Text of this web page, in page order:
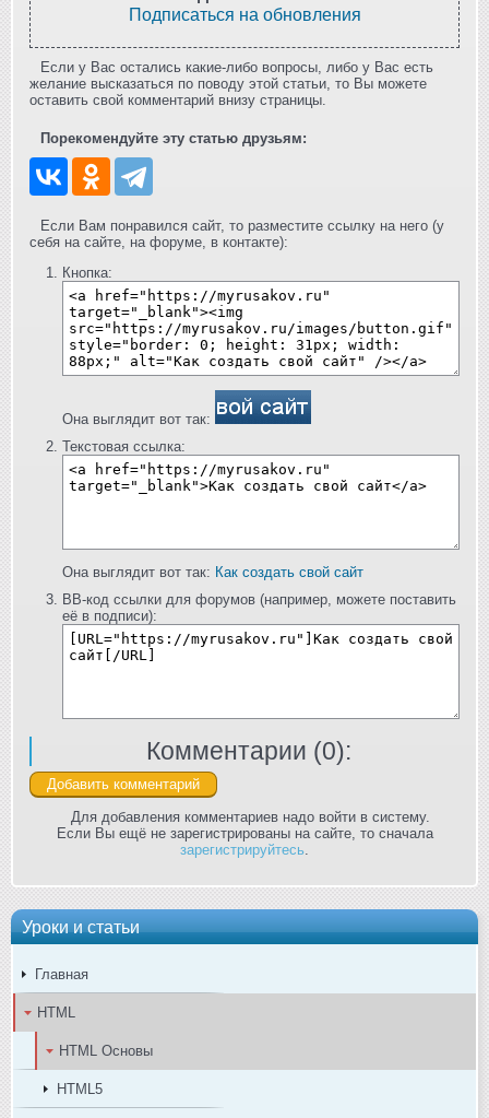
Уроки и статьи
Главная
HTML
HTML Основы
HTML5
Подписаться на обновления
Если у Вас остались какие-либо вопросы, либо у Вас есть
желание высказаться по поводу этой статьи, то Вы можете
оставить свой комментарий внизу страницы.
Порекомендуйте эту статью друзьям:
Если Вам понравился сайт, то разместите ссылку на него (у
себя на сайте, на форуме, в контакте):
Кнопка:
Она выглядит вот так:
Текстовая ссылка:
Она выглядит вот так: Как создать свой сайт
BB-код ссылки для форумов (например, можете поставить
её в подписи):
Комментарии (0):
Для добавления комментариев надо войти в систему.
Если Вы ещё не зарегистрированы на сайте, то сначала
зарегистрируйтесь.